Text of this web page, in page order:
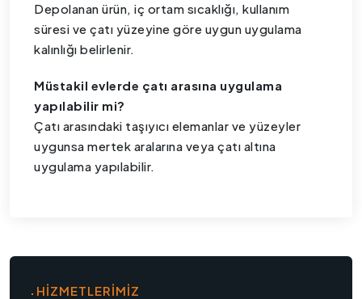
Depolanan ürün, iç ortam sıcaklığı, kullanım
süresi ve çatı yüzeyine göre uygun uygulama
kalınlığı belirlenir.
Müstakil evlerde çatı arasına uygulama
yapılabilir mi?
Çatı arasındaki taşıyıcı elemanlar ve yüzeyler
uygunsa mertek aralarına veya çatı altına
uygulama yapılabilir.
HİZMETLERİMİZ